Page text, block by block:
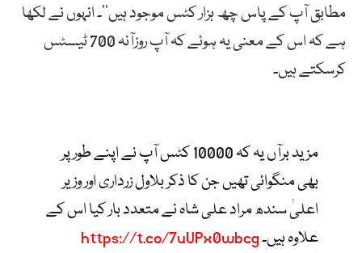
مطابق آپ کے پاس چھ ہزار کٹس موجود ہیں‘‘۔ انہوں نے لکھا
ہے کہ اس کے معنی یہ ہوئے کہ آپ روزآنہ 700 ٹیسٹس
کرسکتے ہیں۔
مزید برآں یہ کہ 10000 کٹس آپ نے اپنے طور پر
بھی منگوائی تھیں جن کا ذکر بلاول زرداری اور وزیر
اعلیٰ سندھ مراد علی شاہ نے متعدد بار کیا اس کے
علاوہ ہیں۔https://t.co/7uUPx0wbcg